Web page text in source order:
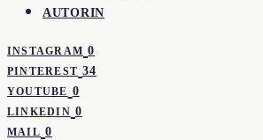
AUTORIN
INSTAGRAM 0
PINTEREST 34
YOUTUBE 0
LINKEDIN 0
MAIL 0